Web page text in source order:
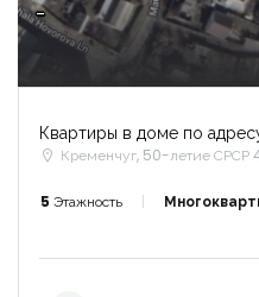
-
Квартиры в доме по
Кременчуг, 50-летие СРСР
5 Этажность